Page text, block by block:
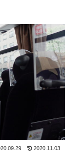
2020.11.03